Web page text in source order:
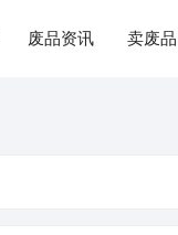
废品资讯 卖废品